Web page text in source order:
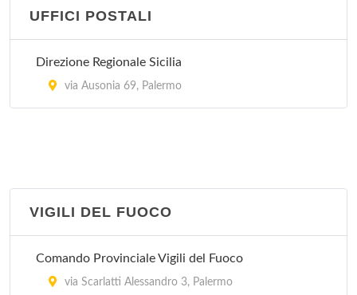
UFFICI POSTALI
Direzione Regionale Sicilia
via Ausonia 69, Palermo
VIGILI DEL FUOCO
Comando Provinciale Vigili del Fuoco
via Scarlatti Alessandro 3, Palermo